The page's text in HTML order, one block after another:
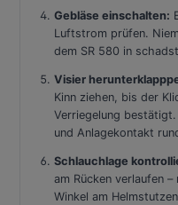
Gebläse einschalten:
Luftstrom prüfen.
dem SR 580 in
Visier
Kinn ziehen, bis der
Verriegelung
und Anlagekontakt
Schlauchlage
am Rücken verlaufen
Winkel am